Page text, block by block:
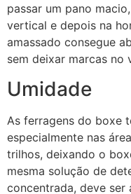
passar um pano
vertical e depois na
amassado consegue
sem deixar marcas no
Umidade
As ferragens do boxe
especialmente nas
trilhos, deixando o
mesma solução de
concentrada, deve ser